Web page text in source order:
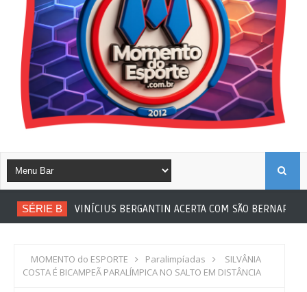
SÉRIE B VINÍCIUS BERGANTIN ACERTA COM SÃO BERNARDO
MOMENTO do ESPORTE Paralimpíadas
SILVÂNIA
COSTA É BICAMPEÃ PARALÍMPICA NO SALTO EM DISTÂNCIA